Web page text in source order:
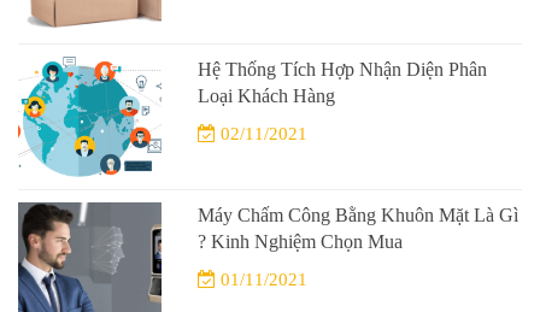
Hệ Thống Tích Hợp Nhận Diện Phân
Loại Khách Hàng
02/11/2021
Máy Chấm Công Bằng Khuôn Mặt Là Gì
? Kinh Nghiệm Chọn Mua
01/11/2021